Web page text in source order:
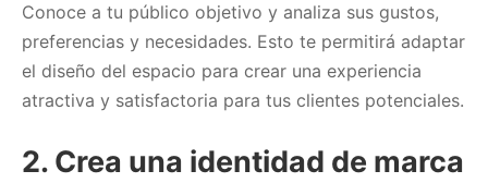
Conoce a tu público objetivo y analiza sus gustos,
preferencias y necesidades. Esto te permitirá adaptar
el diseño del espacio para crear una experiencia
atractiva y satisfactoria para tus clientes potenciales.
2. Crea una identidad de marca